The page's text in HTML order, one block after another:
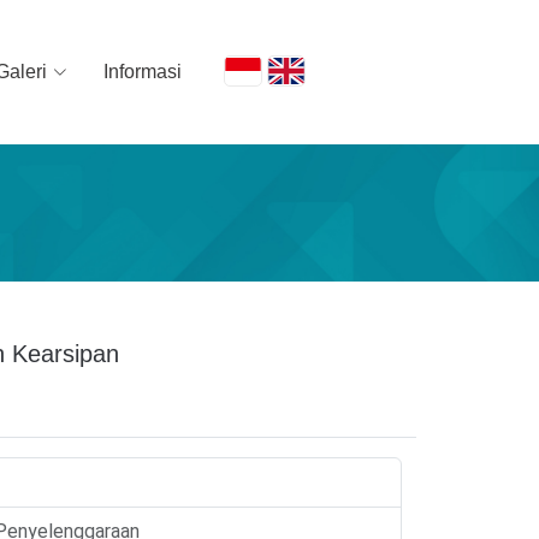
Informasi
Kearsipan